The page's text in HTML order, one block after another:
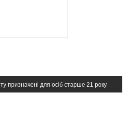
призначені для осіб старше 21 року